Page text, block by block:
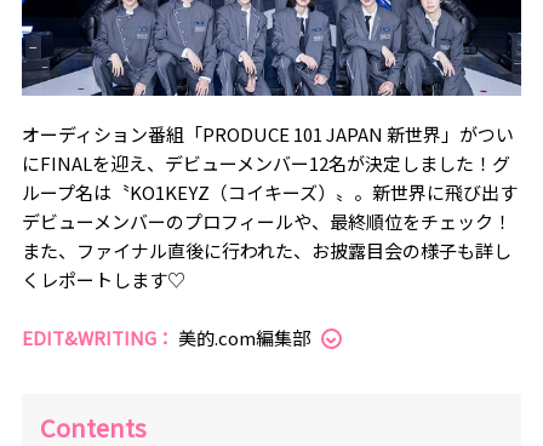
オーディション番組「PRODUCE 101 JAPAN 新世界」がつい
にFINALを迎え、デビューメンバー12名が決定しました！グ
ループ名は〝KO1KEYZ（コイキーズ）〟。新世界に飛び出す
デビューメンバーのプロフィールや、最終順位をチェック！
また、ファイナル直後に行われた、お披露目会の様子も詳し
くレポートします♡
EDIT&WRITING： 美的.com編集部
Contents